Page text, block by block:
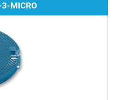
MICRO